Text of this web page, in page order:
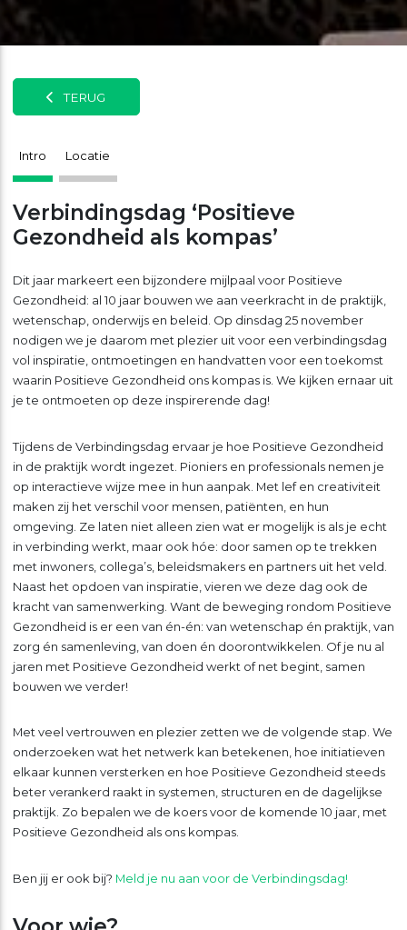
TERUG
Intro Locatie
Verbindingsdag ‘Positieve
Gezondheid als kompas’
Dit jaar markeert een bijzondere mijlpaal voor Positieve
Gezondheid: al 10 jaar bouwen we aan veerkracht in de praktijk,
wetenschap, onderwijs en beleid. Op dinsdag 25 november
nodigen we je daarom met plezier uit voor een verbindingsdag
vol inspiratie, ontmoetingen en handvatten voor een toekomst
waarin Positieve Gezondheid ons kompas is. We kijken ernaar uit
je te ontmoeten op deze inspirerende dag!
Tijdens de Verbindingsdag ervaar je hoe Positieve Gezondheid
in de praktijk wordt ingezet. Pioniers en professionals nemen je
op interactieve wijze mee in hun aanpak. Met lef en creativiteit
maken zij het verschil voor mensen, patiënten, en hun
omgeving. Ze laten niet alleen zien wat er mogelijk is als je echt
in verbinding werkt, maar ook hóe: door samen op te trekken
met inwoners, collega’s, beleidsmakers en partners uit het veld.
Naast het opdoen van inspiratie, vieren we deze dag ook de
kracht van samenwerking. Want de beweging rondom Positieve
Gezondheid is er een van én-én: van wetenschap én praktijk, van
zorg én samenleving, van doen én doorontwikkelen. Of je nu al
jaren met Positieve Gezondheid werkt of net begint, samen
bouwen we verder!
Met veel vertrouwen en plezier zetten we de volgende stap. We
onderzoeken wat het netwerk kan betekenen, hoe initiatieven
elkaar kunnen versterken en hoe Positieve Gezondheid steeds
beter verankerd raakt in systemen, structuren en de dagelijkse
praktijk. Zo bepalen we de koers voor de komende 10 jaar, met
Positieve Gezondheid als ons kompas.
Ben jij er ook bij? Meld je nu aan voor de Verbindingsdag!